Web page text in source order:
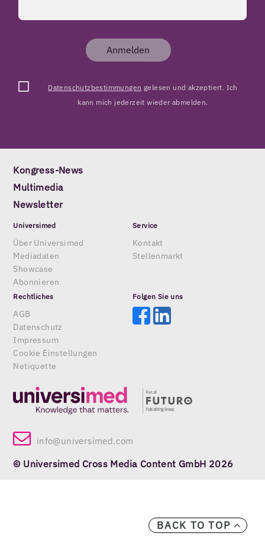
BACK TO TOP
Anmelden
Datenschutzbestimmungen gelesen und akzeptiert. Ich
kann mich jederzeit wieder abmelden.
info@universimed.com
© Universimed Cross Media Content GmbH 2026
Kongress-News
Multimedia
Newsletter
Universimed
Über Universimed
Mediadaten
Showcase
Abonnieren
Service
Kontakt
Stellenmarkt
Rechtliches
AGB
Datenschutz
Impressum
Cookie Einstellungen
Netiquette
Folgen Sie uns